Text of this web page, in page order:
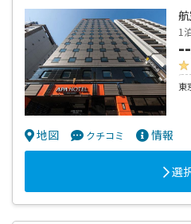
1
東
地図 クチコミ 情報
選